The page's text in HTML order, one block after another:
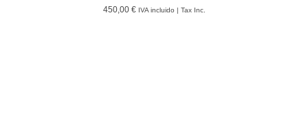
450,00 € IVA incluido | Tax Inc.